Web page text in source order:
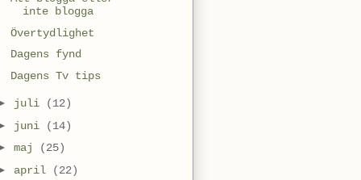
inte blogga
Övertydlighet
Dagens fynd
Dagens Tv tips
juli
(12)
juni
(14)
maj
(25)
april
(22)